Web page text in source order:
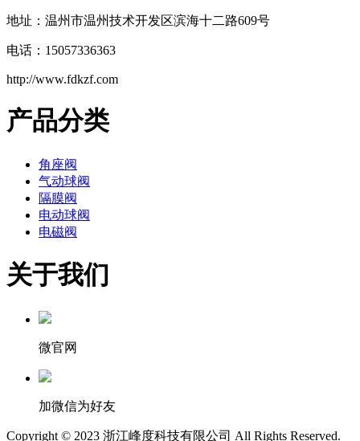
地址：温州市温州技术开发区滨海十二路609号
电话：15057336363
http://www.fdkzf.com
产品分类
角座阀
气动球阀
隔膜阀
电动球阀
电磁阀
关于我们
微官网
加微信为好友
Copyright © 2023 浙江峰度科技有限公司 All Rights Reserved.